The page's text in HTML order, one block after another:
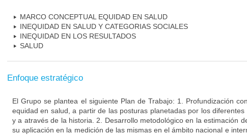
MARCO CONCEPTUAL EQUIDAD EN SALUD
INEQUIDAD EN SALUD Y CATEGORIAS SOCIALES
INEQUIDAD EN LOS RESULTADOS
SALUD
Enfoque estratégico
El Grupo se plantea el siguiente Plan de Trabajo: 1. Profundización
equidad en salud, a partir de las posturas planetadas por los
y a através de la historia. 2. Desarrollo metodológico en la estimación
su aplicación en la medición de las mismas en el ámbito nacional e